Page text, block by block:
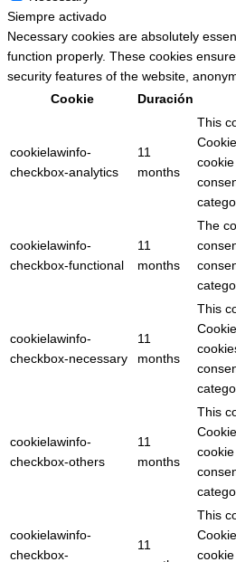
Siempre activado
Necessary cookies are absolutely
function properly. These cookies
security features of the website,
Cookie
Duración
cookielawinfo-
checkbox-analytics
11
months
This
cookielawinfo-
checkbox-functional
11
months
The
cookielawinfo-
checkbox-necessary
11
months
This
cookielawinfo-
checkbox-others
11
months
This
cookielawinfo-
checkbox-
11
This